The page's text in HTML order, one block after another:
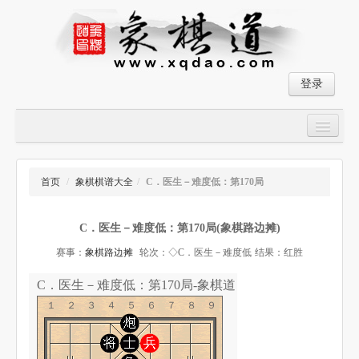
登录
大师对局
象棋小游戏
首页 / 象棋棋谱大全 / C．医生－难度低：第170局
C．医生－难度低：第170局(象棋路边摊)
赛事： 象棋路边摊 轮次：◇C．医生－难度低 结果：红胜
C．医生－难度低：第170局-象棋道
１２３４５６７８９